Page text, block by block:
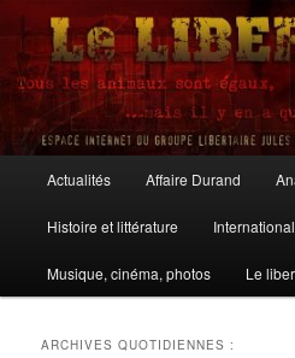
Aller
contenu
principal
Aller
contenu
secondaire
Le Libertaire
principal
Actualités Affaire Durand
Histoire et littérature International
Musique, cinéma, photos Le
ARCHIVES QUOTIDIENNES :